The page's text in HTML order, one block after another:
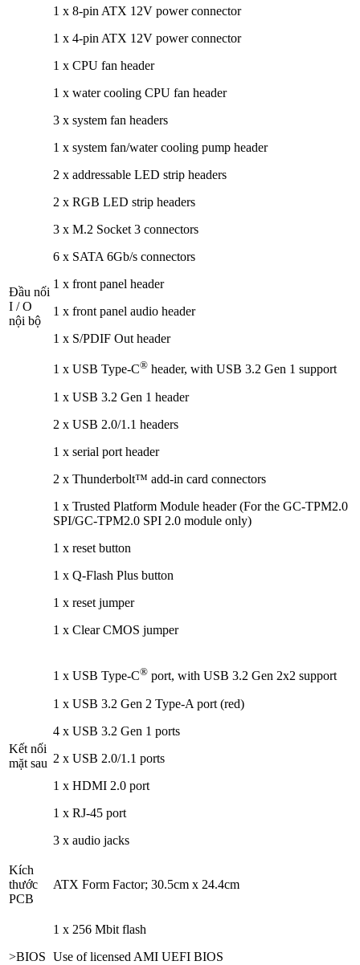
Đầu nối
I / O
nội bộ
1 x 8-pin ATX 12V power connector
1 x 4-pin ATX 12V power connector
1 x CPU fan header
1 x water cooling CPU fan header
3 x system fan headers
1 x system fan/water cooling pump header
2 x addressable LED strip headers
2 x RGB LED strip headers
3 x M.2 Socket 3 connectors
6 x SATA 6Gb/s connectors
1 x front panel header
1 x front panel audio header
1 x S/PDIF Out header
1 x USB Type-C® header, with USB 3.2 Gen 1 support
1 x USB 3.2 Gen 1 header
2 x USB 2.0/1.1 headers
1 x serial port header
2 x Thunderbolt™ add-in card connectors
1 x Trusted Platform Module header (For the GC-TPM2.0
SPI/GC-TPM2.0 SPI 2.0 module only)
1 x reset button
1 x Q-Flash Plus button
1 x reset jumper
1 x Clear CMOS jumper
Kết nối
mặt sau
1 x USB Type-C® port, with USB 3.2 Gen 2x2 support
1 x USB 3.2 Gen 2 Type-A port (red)
4 x USB 3.2 Gen 1 ports
2 x USB 2.0/1.1 ports
1 x HDMI 2.0 port
1 x RJ-45 port
3 x audio jacks
Kích
thước
PCB
ATX Form Factor; 30.5cm x 24.4cm
>BIOS
1 x 256 Mbit flash
Use of licensed AMI UEFI BIOS